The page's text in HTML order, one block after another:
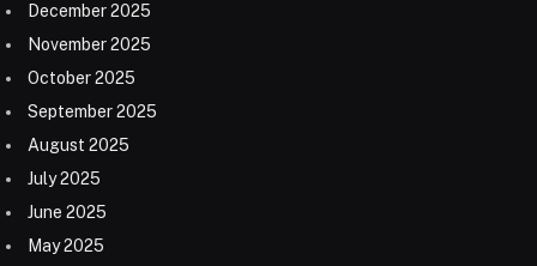
December 2025
November 2025
October 2025
September 2025
August 2025
July 2025
June 2025
May 2025